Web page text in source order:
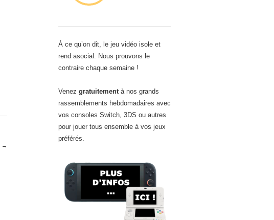
→
À ce qu’on dit, le jeu vidéo isole et
rend asocial. Nous prouvons le
contraire chaque semaine !
Venez gratuitementà nos grands
rassemblements hebdomadaires avec
vos consoles Switch, 3DS ou autres
pour jouer tous ensemble à vos jeux
préférés.